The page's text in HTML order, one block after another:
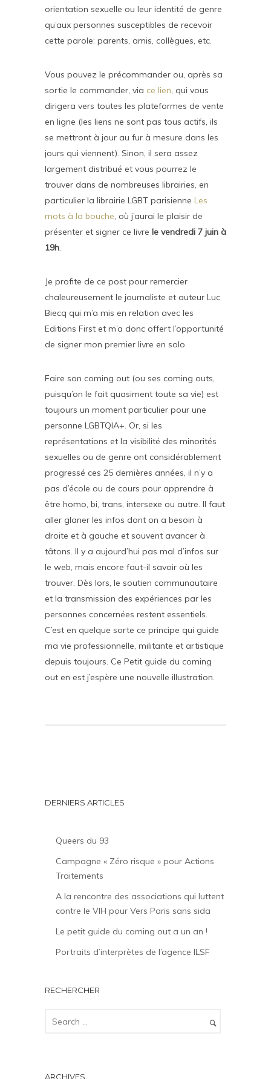
orientation sexuelle ou leur identité de genre
qu’aux personnes susceptibles de recevoir
cette parole: parents, amis, collègues, etc.
Vous pouvez le précommander ou, après sa
sortie le commander, via ce lien, qui vous
dirigera vers toutes les plateformes de vente
en ligne (les liens ne sont pas tous actifs, ils
se mettront à jour au fur à mesure dans les
jours qui viennent). Sinon, il sera assez
largement distribué et vous pourrez le
trouver dans de nombreuses librairies, en
particulier la librairie LGBT parisienne Les
mots à la bouche, où j’aurai le plaisir de
présenter et signer ce livre le vendredi 7 juin à
19h.
Je profite de ce post pour remercier
chaleureusement le journaliste et auteur Luc
Biecq qui m’a mis en relation avec les
Editions First et m’a donc offert l’opportunité
de signer mon premier livre en solo.
Faire son coming out (ou ses coming outs,
puisqu’on le fait quasiment toute sa vie) est
toujours un moment particulier pour une
personne LGBTQIA+. Or, si les
représentations et la visibilité des minorités
sexuelles ou de genre ont considérablement
progressé ces 25 dernières années, il n’y a
pas d’école ou de cours pour apprendre à
être homo, bi, trans, intersexe ou autre. Il faut
aller glaner les infos dont on a besoin à
droite et à gauche et souvent avancer à
tâtons. Il y a aujourd’hui pas mal d’infos sur
le web, mais encore faut-il savoir où les
trouver. Dès lors, le soutien communautaire
et la transmission des expériences par les
personnes concernées restent essentiels.
C’est en quelque sorte ce principe qui guide
ma vie professionnelle, militante et artistique
depuis toujours. Ce Petit guide du coming
out en est j’espère une nouvelle illustration.
DERNIERS ARTICLES
Queers du 93
Campagne « Zéro risque » pour Actions
Traitements
A la rencontre des associations qui luttent
contre le VIH pour Vers Paris sans sida
Le petit guide du coming out a un an !
Portraits d’interprètes de l’agence ILSF
RECHERCHER
ARCHIVES